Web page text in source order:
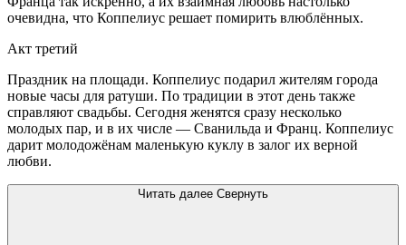
очевидна, что Коппелиус решает помирить влюблённых.
Акт третий
Праздник на площади. Коппелиус подарил жителям города
новые часы для ратуши. По традиции в этот день также
справляют свадьбы. Сегодня женятся сразу несколько
молодых пар, и в их числе — Сванильда и Франц. Коппелиус
дарит молодожёнам маленькую куклу в залог их верной
любви.
Читать далее Свернуть